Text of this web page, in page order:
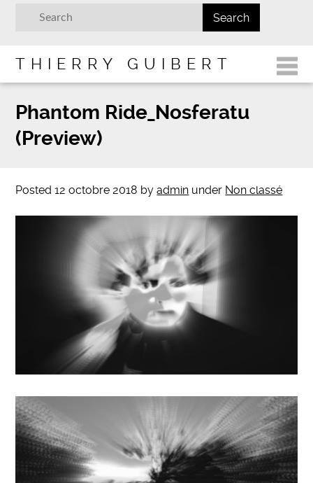
THIERRY GUIBERT
Phantom Ride_Nosferatu
(Preview)
Posted12 octobre 2018 byadmin under Non classé